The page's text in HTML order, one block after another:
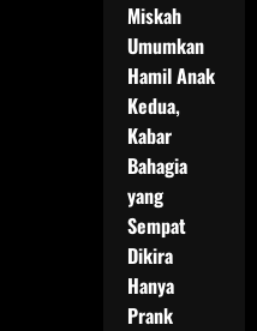
Miskah
Umumkan
Hamil Anak
Kedua,
Kabar
Bahagia
yang
Sempat
Dikira
Hanya
Prank